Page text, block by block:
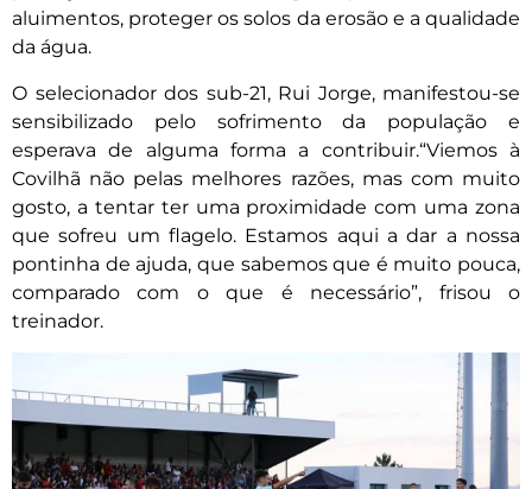
aluimentos, proteger os solos da erosão e a qualidade
da água.
O selecionador dos sub-21, Rui Jorge, manifestou-se
sensibilizado pelo sofrimento da população e
esperava de alguma forma a contribuir.“Viemos à
Covilhã não pelas melhores razões, mas com muito
gosto, a tentar ter uma proximidade com uma zona
que sofreu um flagelo. Estamos aqui a dar a nossa
pontinha de ajuda, que sabemos que é muito pouca,
comparado com o que é necessário”, frisou o
treinador.